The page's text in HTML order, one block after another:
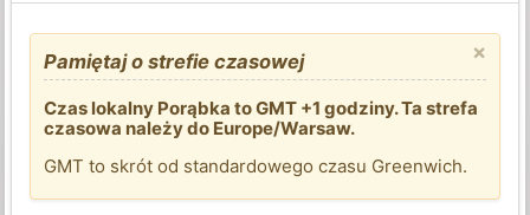
×
Pamiętaj o strefie czasowej
Czas lokalny Porąbka to GMT +1 godziny. Ta strefa
czasowa należy do Europe/Warsaw.
GMT to skrót od standardowego czasu Greenwich.